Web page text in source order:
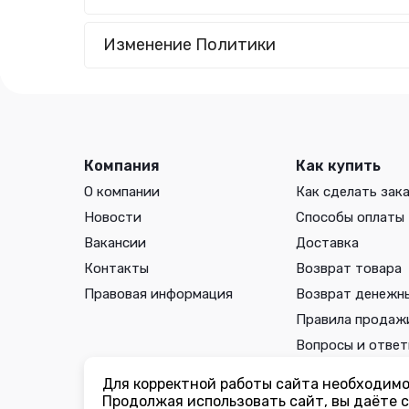
Изменение Политики
Компания
О компании
Новости
Вакансии
Контакты
Правовая информация
Как купить
Как сделать
Способы оплаты
Доставка
Возврат товара
Возврат
Правила
Вопросы и
Вы принимаете условия политики в отношении обработки
соглашениякаждый раз, когда оставляете свои данные в
Для корректной работы сайта
Продолжая использовать сайт, вы даёте